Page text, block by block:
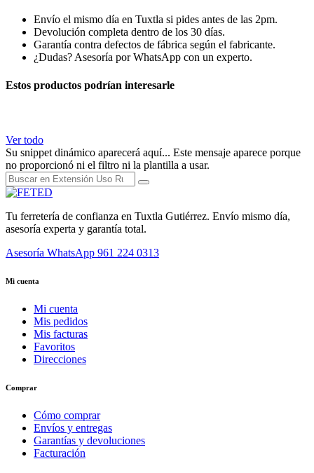
Envío el mismo día en Tuxtla si pides antes de las 2pm.
Devolución completa dentro de los 30 días.
Garantía contra defectos de fábrica según el fabricante.
¿Dudas? Asesoría por WhatsApp con un experto.
Estos productos podrían interesarle
Ver todo
Su snippet dinámico aparecerá aquí... Este mensaje aparece porque
no proporcionó ni el filtro ni la plantilla a usar.
Tu ferretería de confianza en Tuxtla Gutiérrez. Envío mismo día,
asesoría experta y garantía total.
Asesoría WhatsApp 961 224 0313
Mi cuenta
Mi cuenta
Mis pedidos
Mis facturas
Favoritos
Direcciones
Comprar
Cómo comprar
Envíos y entregas
Garantías y devoluciones
Facturación